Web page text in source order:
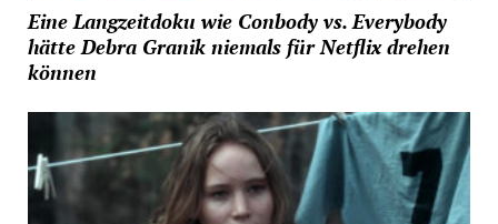
Eine Langzeitdoku wie Conbody vs. Everybody
hätte Debra Granik niemals für Netflix drehen
können